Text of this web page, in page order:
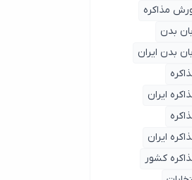
مذاکره
بدن
بدن ایران
ایران
ایران
کشور